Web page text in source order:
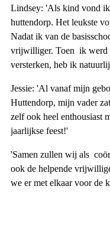
Lindsey: 'Als kind vond
huttendorp. Het leukste
Nadat ik van de
vrijwilliger. Toen ik werd
versterken, heb ik
Jessie: 'Al vanaf mijn
Huttendorp, mijn vader
zelf ook heel enthousiast
jaarlijkse feest!'
'Samen zullen wij als
ook de helpende
we er met elkaar voor de